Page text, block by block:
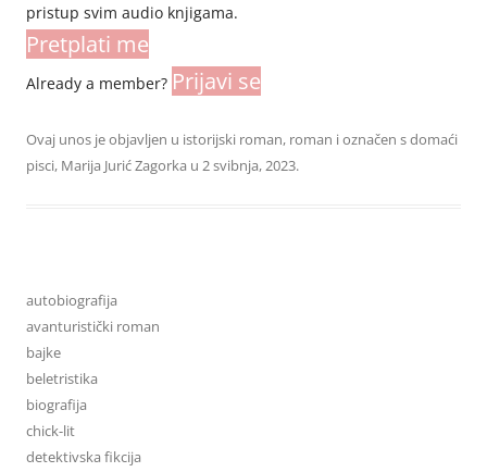
pristup svim audio knjigama.
Pretplati me
Already a member? Prijavi se
Ovaj unos je objavljen u istorijski roman, roman i označen sdomaći
pisci, Marija Jurić Zagorka u 2 svibnja, 2023.
autobiografija
avanturistički roman
bajke
beletristika
biografija
chick-lit
detektivska fikcija